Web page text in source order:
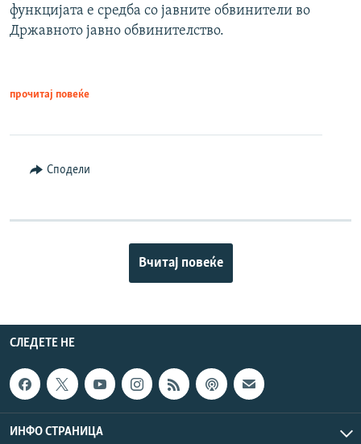
функцијата е средба со јавните обвинители во
Државното јавно обвинителство.
прочитај повеќе
Сподели
Вчитај повеќе
СЛЕДЕТЕ НЕ
ИНФО СТРАНИЦА